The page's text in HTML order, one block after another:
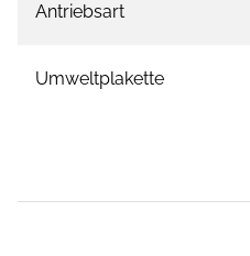
Antriebsart
Umweltplakette